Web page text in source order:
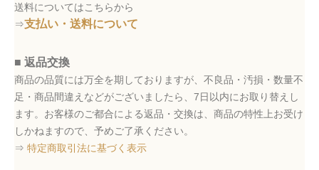
送料についてはこちらから
⇒支払い・送料について
■ 返品交換
商品の品質には万全を期しておりますが、不良品・汚損・数量不
足・商品間違えなどがございましたら、7日以内にお取り替えし
ます。お客様のご都合による返品・交換は、商品の特性上お受け
しかねますので、予めご了承ください。
⇒ 特定商取引法に基づく表示